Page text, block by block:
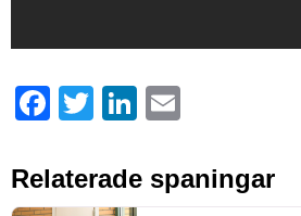
FacebookTwitter LinkedIn
Relaterade spaningar